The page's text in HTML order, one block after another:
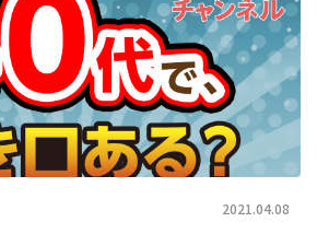
2021.04.08